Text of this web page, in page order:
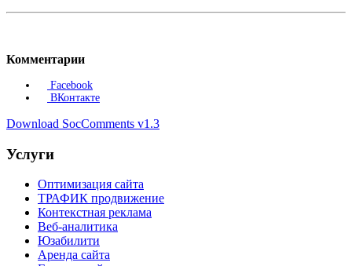
Комментарии
Facebook
ВКонтакте
Download SocComments v1.3
Услуги
Оптимизация сайта
ТРАФИК продвижение
Контекстная реклама
Веб-аналитика
Юзабилити
Аренда сайта